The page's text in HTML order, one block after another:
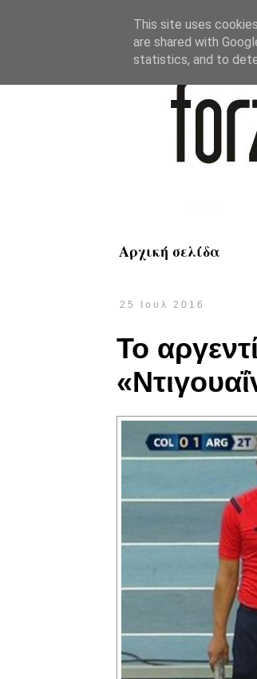
Αρχική σελίδα
25 Ιουλ 2016
Το
This site uses
are shared with
statistics, and to